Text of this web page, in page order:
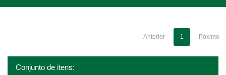
Anterior 1 Póximo
Conjunto de itens: